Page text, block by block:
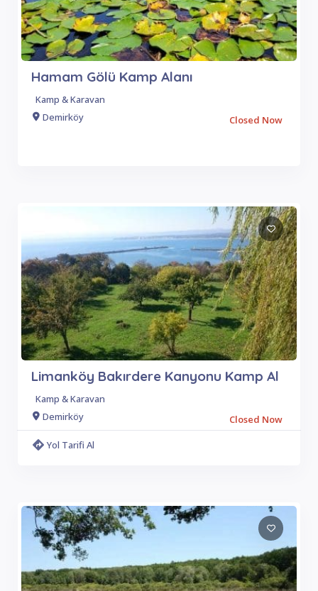
Hamam Gölü Kamp Alanı
Kamp & Karavan
Demirköy
Closed Now
Limanköy Bakırdere Kanyonu Kamp Al
Kamp & Karavan
Demirköy
Closed Now
Yol Tarifi Al